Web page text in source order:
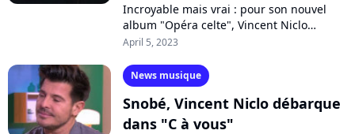
Incroyable mais vrai : pour son nouvel
album "Opéra celte", Vincent Niclo
reprend le tube mythique "La tribu de
April 5, 2023
News musique
Snobé, Vincent Niclo débarque
dans "C à vous"